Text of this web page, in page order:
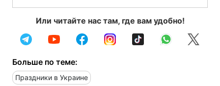
Или читайте нас там, где вам удобно!
Больше по теме:
Праздники в Украине